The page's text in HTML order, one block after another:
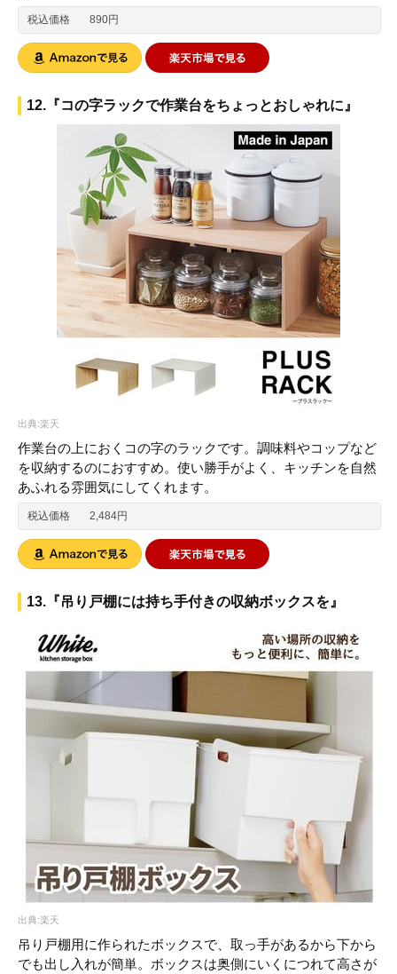
税込価格 890円
12.『コの字ラックで作業台をちょっとおしゃれに』
出典:楽天
作業台の上におくコの字のラックです。調味料やコップなど
を収納するのにおすすめ。使い勝手がよく、キッチンを自然
あふれる雰囲気にしてくれます。
税込価格 2,484円
13.『吊り戸棚には持ち手付きの収納ボックスを』
出典:楽天
吊り戸棚用に作られたボックスで、取っ手があるから下から
でも出し入れが簡単。ボックスは奥側にいくにつれて高さが